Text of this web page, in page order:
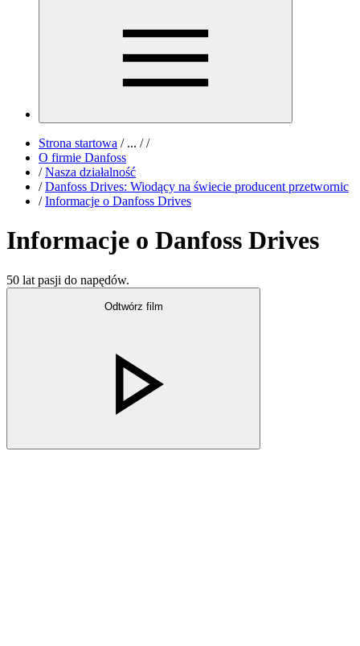
Strona startowa /... / /
O firmie Danfoss
/ Nasza działalność
/ Danfoss Drives: Wiodący na świecie producent przetwornic
/ Informacje o Danfoss Drives
Informacje o Danfoss Drives
50 lat pasji do napędów.
Odtwórz film